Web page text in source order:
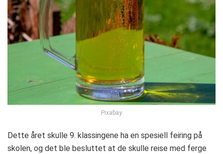
Pixabay
Dette året skulle 9. klassingene ha en spesiell feiring på
skolen, og det ble besluttet at de skulle reise med ferge